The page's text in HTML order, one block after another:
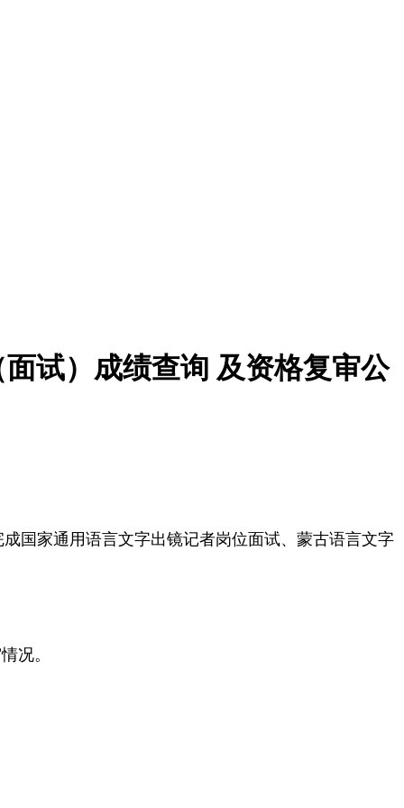
试）成绩查询 及资格复审公
国家通用语言文字出镜记者岗位面试、蒙古语言文字
况。